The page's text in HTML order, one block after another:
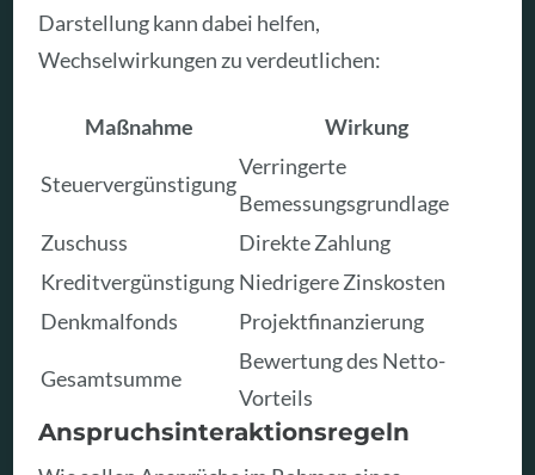
Darstellung kann dabei helfen,
Wechselwirkungen zu verdeutlichen:
Maßnahme Wirkung
Steuervergünstigung
Verringerte
Bemessungsgrundlage
Zuschuss
Direkte Zahlung
Kreditvergünstigung Niedrigere Zinskosten
Denkmalfonds
Projektfinanzierung
Gesamtsumme
Bewertung des Netto-
Vorteils
Anspruchsinteraktionsregeln